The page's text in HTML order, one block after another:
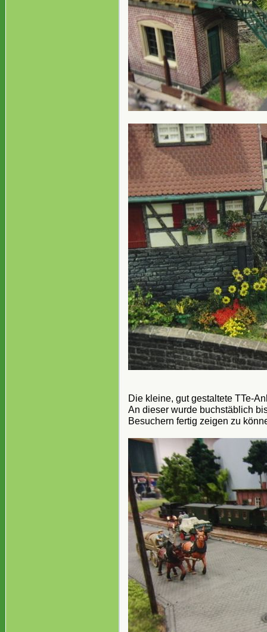
Die kleine, gut gestaltete TTe-
An dieser wurde buchstäblich
Besuchern fertig zeigen zu